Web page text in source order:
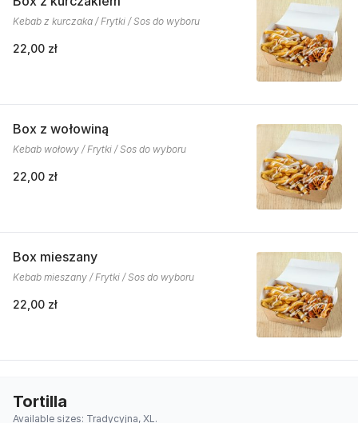
Kebab z kurczaka / Frytki / Sos do wyboru
22,00 zł
Box z wołowiną
Kebab wołowy / Frytki / Sos do wyboru
22,00 zł
Box mieszany
Kebab mieszany / Frytki / Sos do wyboru
22,00 zł
Tortilla
Available sizes: Tradycyjna, XL.